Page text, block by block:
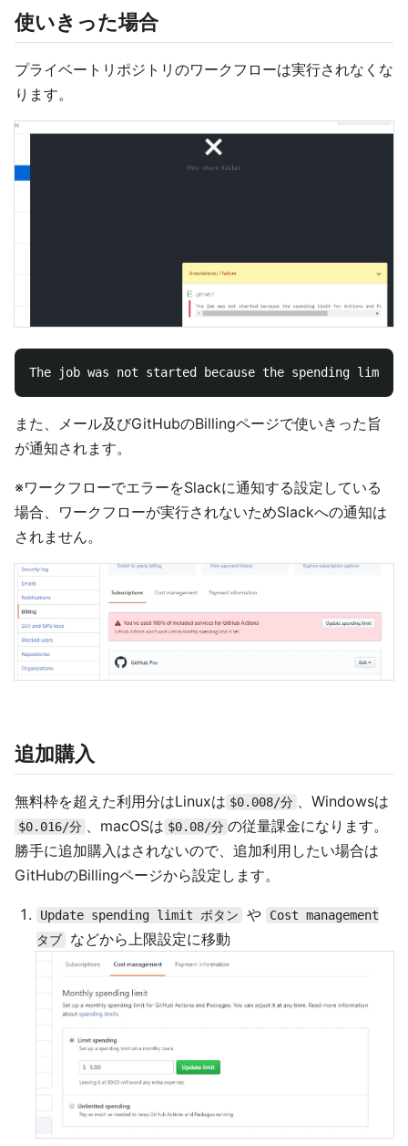
使いきった場合
プライベートリポジトリのワークフローは実行されなくな
ります。
また、メール及びGitHubのBillingページで使いきった旨
が通知されます。
※ワークフローでエラーをSlackに通知する設定している
場合、ワークフローが実行されないためSlackへの通知は
されません。
追加購入
無料枠を超えた利用分はLinuxは $0.008/分 、Windowsは
$0.016/分 、macOSは $0.08/分 の従量課金になります。
勝手に追加購入はされないので、追加利用したい場合は
GitHubのBillingページから設定します。
Update spending limit ボタン や
Cost management
タブ
などから上限設定に移動